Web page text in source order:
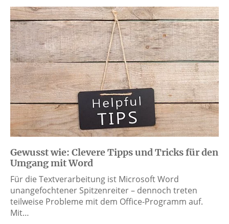
Gewusst wie: Clevere Tipps und Tricks für den
Umgang mit Word
Für die Textverarbeitung ist Microsoft Word
unangefochtener Spitzenreiter – dennoch treten
teilweise Probleme mit dem Office-Programm auf.
Mit…